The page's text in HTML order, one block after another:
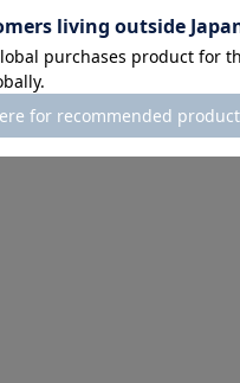
立たなくなりました